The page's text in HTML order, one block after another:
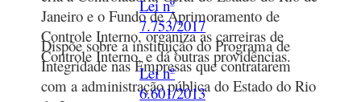
Janeiro e o Fundo de Aprimoramento de
Controle Interno, organiza as carreiras de
Controle Interno, e dá outras providências.
Lei nº
7.753/2017
Dispõe sobre a instituição do Programa de
Integridade nas Empresas que contratarem
com a administração pública do Estado do Rio
Lei nº
6.601/2013